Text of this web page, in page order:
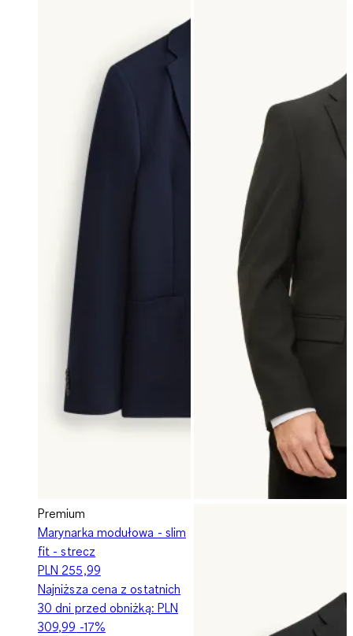
Premium
Marynarka modułowa - slim
fit - strecz
PLN 255,99
Najniższa cena z ostatnich
30 dni przed obniżką: PLN
309,99 -17%